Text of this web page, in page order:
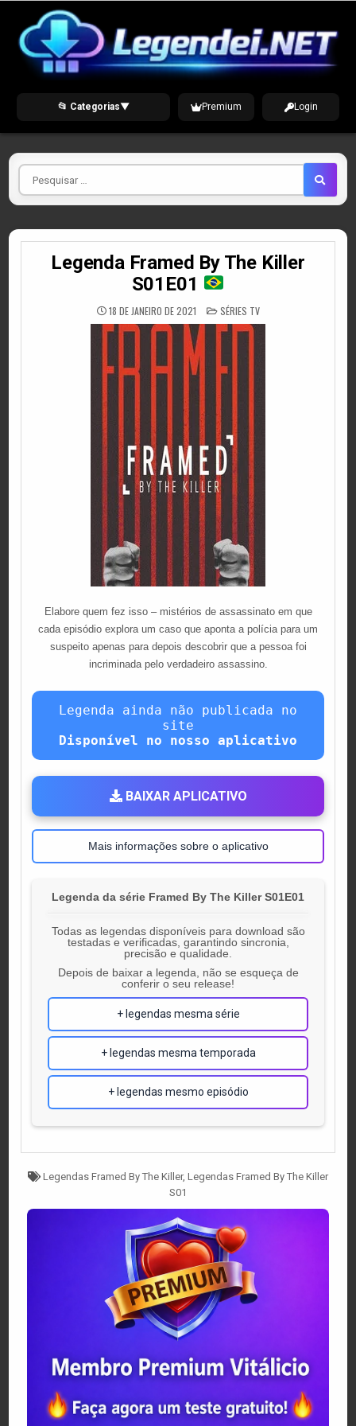
content
📂 Categorias▼ Premium Login
Pesquisar
por
Legenda Framed By The Killer
S01E01
18 DE JANEIRO DE 2021 POSTED
IN
SÉRIES TV
Elabore quem fez isso – mistérios de assassinato em que
cada episódio explora um caso que aponta a polícia para um
suspeito apenas para depois descobrir que a pessoa foi
incriminada pelo verdadeiro assassino.
Legenda ainda não publicada no
site
Disponível no nosso aplicativo
BAIXAR APLICATIVO
Mais informações sobre o aplicativo
Legenda da série Framed By The Killer S01E01
Todas as legendas disponíveis para download são
testadas e verificadas, garantindo sincronia,
precisão e qualidade.
Depois de baixar a legenda, não se esqueça de
conferir o seu release!
+ legendas mesma série
+ legendas mesma temporada
+ legendas mesmo episódio
Tagged
Legendas Framed By The Killer, Legendas Framed By The Killer
S01